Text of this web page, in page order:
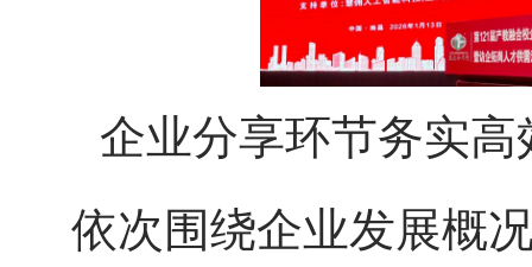
企业分享环节务实
依次围绕企业发展概